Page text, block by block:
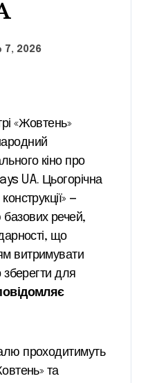
7, 2026
кіно про
UA. Цьогорічна
—
речей,
що
витримувати
зберегти для
проходитимуть
та